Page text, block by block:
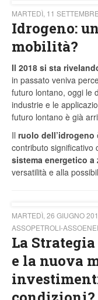
MARTEDÌ, 11
Idrogeno:
mobilità?
Il 2018 si sta
in passato veniva
futuro lontano, oggi le
industrie e le
futuro lontano è già
Il ruolo dell’idrogeno
contributo significativo
sistema energetico a
versatilità e alla
MARTEDÌ, 26 GIUGNO
ASSOPETROLI-
La
e la nuova